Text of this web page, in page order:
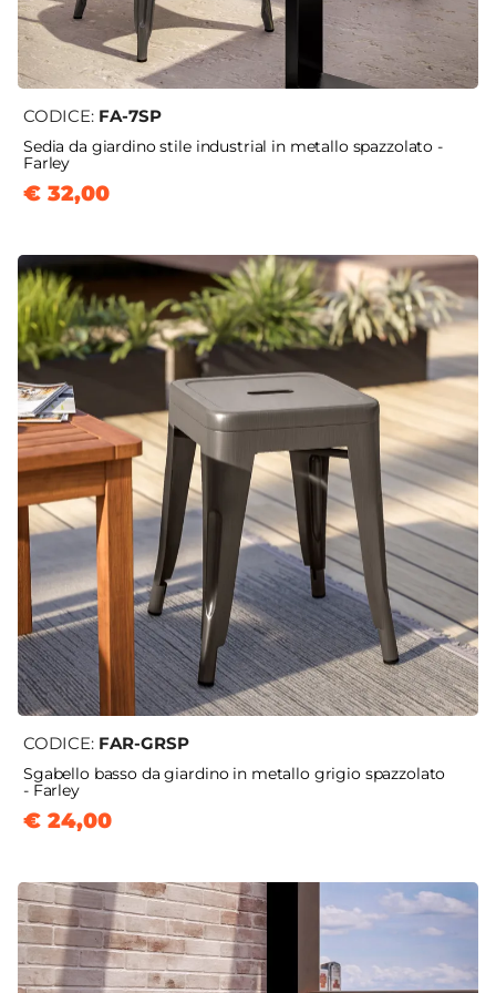
CODICE: FA-7SP
Sedia da giardino stile industrial in metallo spazzolato -
Farley
€ 32,00
CODICE: FAR-GRSP
Sgabello basso da giardino in metallo grigio spazzolato
- Farley
€ 24,00